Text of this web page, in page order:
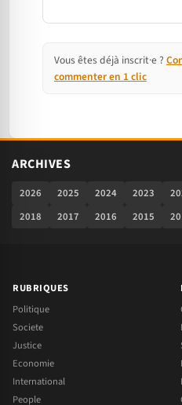
Vous êtes déjà inscrit·e ?
commenter en 1 clic
ARCHIVES
2026 2025 2024 2023
2018
2017 2016 2015
RUBRIQUES
Politique
Societe
Justice
Economie
International
People